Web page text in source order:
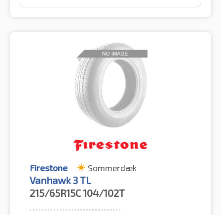
Firestone Sommerdæk
Vanhawk 3 TL
215/65R15C104/102T